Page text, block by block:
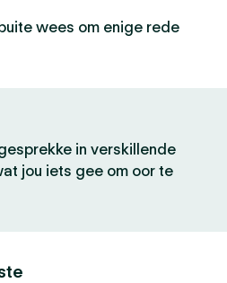
wees om enige rede
in verskillende
jou iets gee om oor te